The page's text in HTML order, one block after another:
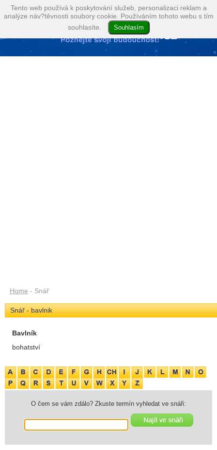
Home - Snář
Snář - bavlnik
Bavlník
bohatství
O čem se vám zdálo? Zkuste termín vyhledat ve snáři:
Tento web používá k poskytování služeb, personalizaci reklam a
analýze náv?těvnosti soubory cookie. Používáním tohoto webu s tím
souhlasíte.